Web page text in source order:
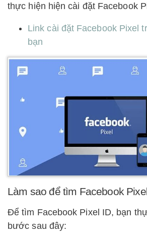
thực hiện hiện cài đặt Facebook
Link cài đặt Facebook Pixel
bạn
Làm sao để tìm Facebook
Để tìm Facebook Pixel ID, bạn
bước sau đây: